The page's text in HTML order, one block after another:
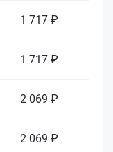
1 717 ₽
1 717 ₽
2 069 ₽
2 069 ₽